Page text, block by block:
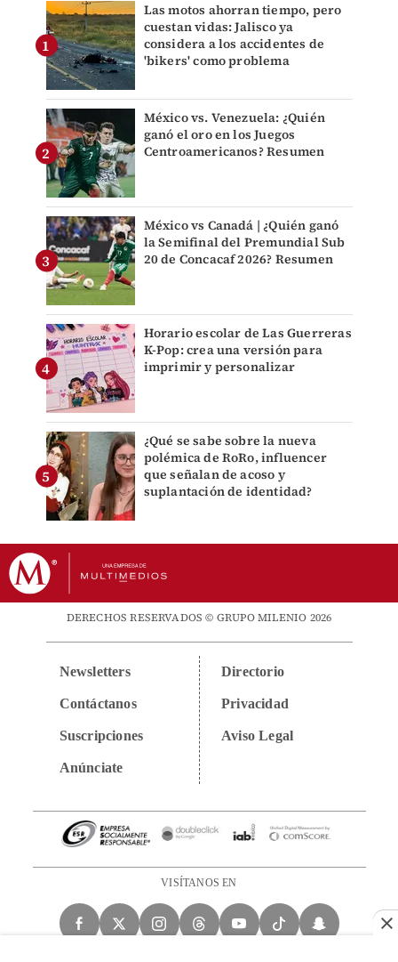
Las motos ahorran tiempo, pero
cuestan vidas: Jalisco ya
considera a los accidentes de
'bikers' como problema
México vs. Venezuela: ¿Quién
ganó el oro en los Juegos
Centroamericanos? Resumen
México vs Canadá | ¿Quién ganó
la Semifinal del Premundial Sub
20 de Concacaf 2026? Resumen
Horario escolar de Las Guerreras
K-Pop: crea una versión para
imprimir y personalizar
¿Qué se sabe sobre la nueva
polémica de RoRo, influencer
que señalan de acoso y
suplantación de identidad?
DERECHOS RESERVADOS © GRUPO MILENIO 2026
Newsletters
Contáctanos
Suscripciones
Anúnciate
Directorio
Privacidad
Aviso Legal
VISÍTANOS EN